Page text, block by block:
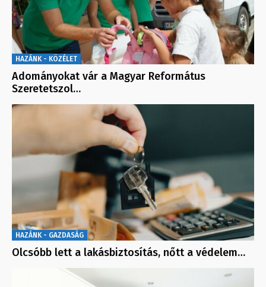
HAZÁNK - KÖZÉLET
Adományokat vár a Magyar Református
Szeretetszol…
HAZÁNK - GAZDASÁG
Olcsóbb lett a lakásbiztosítás, nőtt a védelem…